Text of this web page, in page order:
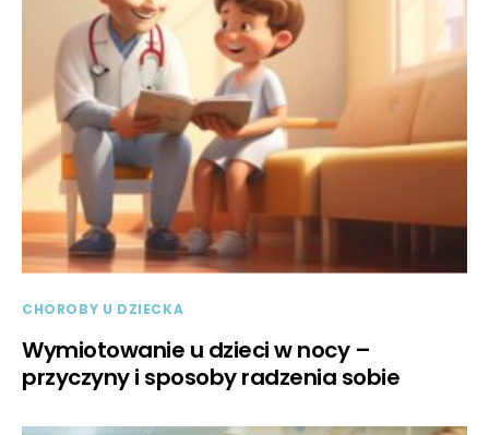
CHOROBY U DZIECKA
Wymiotowanie u dzieci w nocy –
przyczyny i sposoby radzenia sobie